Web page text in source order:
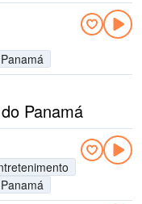
Panamá